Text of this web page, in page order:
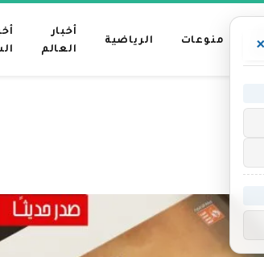
منوعات الرياضية
أخبار
العالم
×